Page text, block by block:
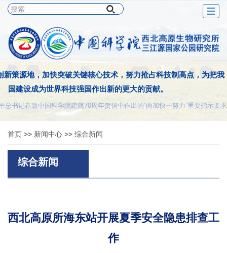
新策源地，加快突破关键核心技术，努力抢占科技制高点，为把我
国建设成为世界科技强国作出新的更大的贡献。
书记在致中国科学院建院70周年贺信中作出的“两加快一努力”重要指示要求
首页 >> 新闻中心 >> 综合新闻
综合新闻
西北高原所海东站开展夏季安全隐患排查工
作